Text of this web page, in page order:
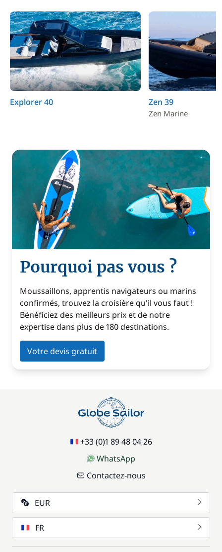
Explorer 40 Zen 39
Zen Marine
Pourquoi pas vous ?
Moussaillons, apprentis navigateurs ou marins
confirmés, trouvez la croisière qu'il vous faut !
Bénéficiez des meilleurs prix et de notre
expertise dans plus de 180 destinations.
Votre devis gratuit
+33 (0)1 89 48 04 26
WhatsApp
Contactez-nous
EUR
FR